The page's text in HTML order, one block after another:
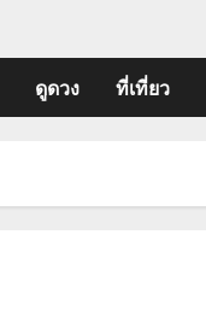
ดูดวง ที่เที่ยว